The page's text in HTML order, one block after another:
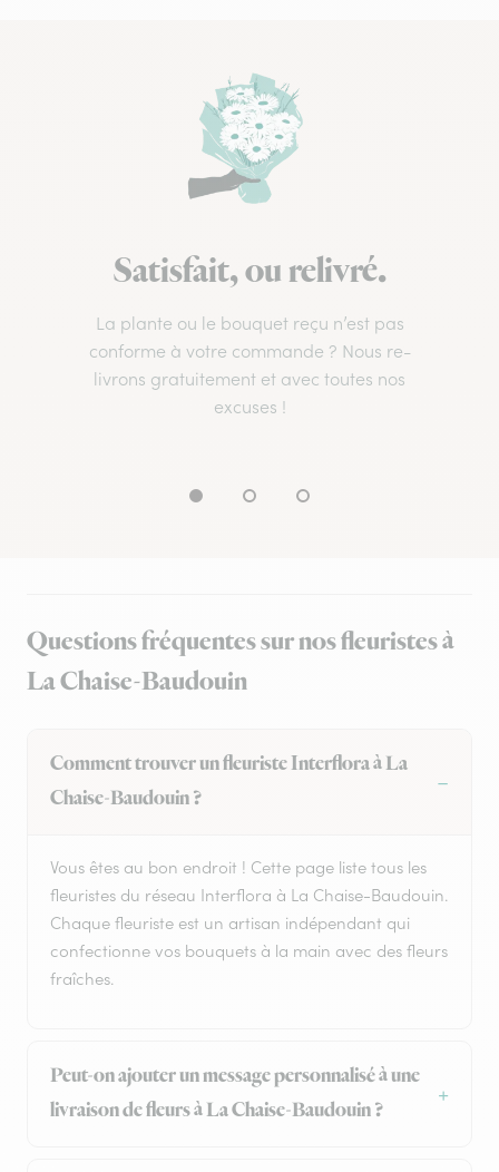
Satisfait, ou relivré.
La plante ou le bouquet reçu n’est pas
conforme à votre commande ? Nous re-
livrons gratuitement et avec toutes nos
excuses !
Questions fréquentes sur nos fleuristes à
La Chaise-Baudouin
Comment trouver un fleuriste Interflora à La
Chaise-Baudouin ?
Vous êtes au bon endroit ! Cette page liste tous les
fleuristes du réseau Interflora à La Chaise-Baudouin.
Chaque fleuriste est un artisan indépendant qui
confectionne vos bouquets à la main avec des fleurs
fraîches.
Peut-on ajouter un message personnalisé à une
livraison de fleurs à La Chaise-Baudouin ?